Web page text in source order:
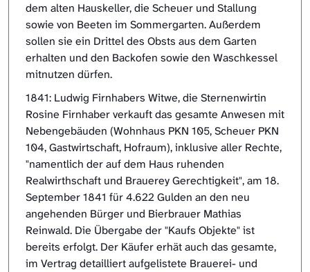
dem alten Hauskeller, die Scheuer und Stallung
sowie von Beeten im Sommergarten. Außerdem
sollen sie ein Drittel des Obsts aus dem Garten
erhalten und den Backofen sowie den Waschkessel
mitnutzen dürfen.
1841: Ludwig Firnhabers Witwe, die Sternenwirtin
Rosine Firnhaber verkauft das gesamte Anwesen mit
Nebengebäuden (Wohnhaus PKN 105, Scheuer PKN
104, Gastwirtschaft, Hofraum), inklusive aller Rechte,
"namentlich der auf dem Haus ruhenden
Realwirthschaft und Brauerey Gerechtigkeit", am 18.
September 1841 für 4.622 Gulden an den neu
angehenden Bürger und Bierbrauer Mathias
Reinwald. Die Übergabe der "Kaufs Objekte" ist
bereits erfolgt. Der Käufer erhät auch das gesamte,
im Vertrag detailliert aufgelistete Brauerei- und